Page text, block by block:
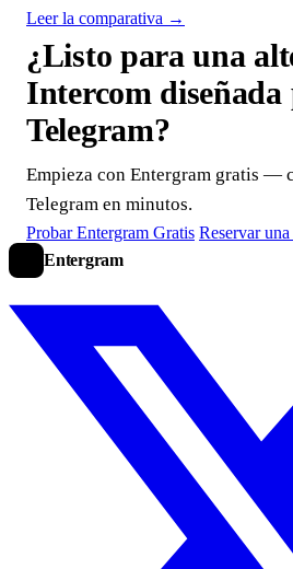
Leer la comparativa →
¿Listo para una
Intercom diseñada
Telegram?
Empieza con Entergram gratis —
Telegram en minutos.
Probar Entergram Gratis Reservar
Entergram